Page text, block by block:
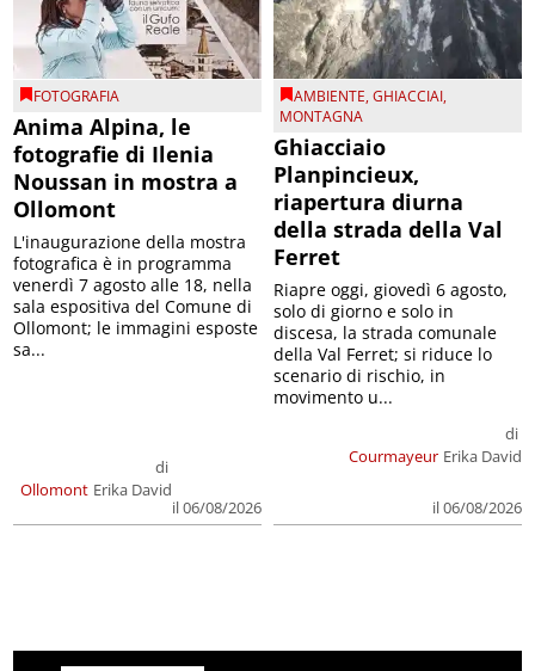
FOTOGRAFIA
Anima Alpina, le
fotografie di Ilenia
Noussan in mostra a
Ollomont
Ollomont
di
Erika David
il 06/08/2026
L'inaugurazione della mostra
fotografica è in programma
venerdì 7 agosto alle 18, nella
sala espositiva del Comune di
Ollomont; le immagini esposte
sa...
AMBIENTE,GHIACCIAI,
MONTAGNA
Ghiacciaio
Planpincieux,
riapertura diurna
della strada della Val
Ferret
Courmayeur
di
Erika David
il 06/08/2026
Riapre oggi, giovedì 6 agosto,
solo di giorno e solo in
discesa, la strada comunale
della Val Ferret; si riduce lo
scenario di rischio, in
movimento u...